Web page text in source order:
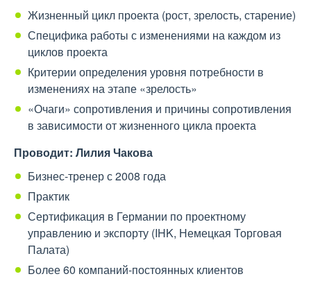
Жизненный цикл проекта (рост, зрелость, старение)
Специфика работы с изменениями на каждом из
циклов проекта
Критерии определения уровня потребности в
изменениях на этапе «зрелость»
«Очаги» сопротивления и причины сопротивления
в зависимости от жизненного цикла проекта
Проводит: Лилия Чакова
Бизнес-тренер с 2008 года
Практик
Сертификация в Германии по проектному
управлению и экспорту (IHK, Немецкая Торговая
Палата)
Более 60 компаний-постоянных клиентов